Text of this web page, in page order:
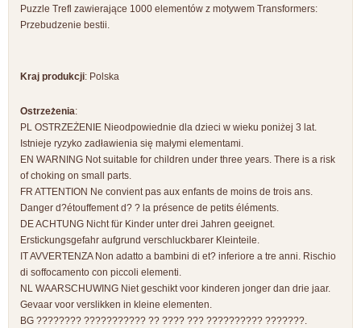
Puzzle Trefl zawierające 1000 elementów z motywem Transformers:
Przebudzenie bestii.
Kraj produkcji: Polska
Ostrzeżenia:
PL OSTRZEŻENIE Nieodpowiednie dla dzieci w wieku poniżej 3 lat.
Istnieje ryzyko zadławienia się małymi elementami.
EN WARNING Not suitable for children under three years. There is a risk
of choking on small parts.
FR ATTENTION Ne convient pas aux enfants de moins de trois ans.
Danger d?étouffement d? ? la présence de petits éléments.
DE ACHTUNG Nicht für Kinder unter drei Jahren geeignet.
Erstickungsgefahr aufgrund verschluckbarer Kleinteile.
IT AVVERTENZA Non adatto a bambini di et? inferiore a tre anni. Rischio
di soffocamento con piccoli elementi.
NL WAARSCHUWING Niet geschikt voor kinderen jonger dan drie jaar.
Gevaar voor verslikken in kleine elementen.
BG ???????? ??????????? ?? ???? ??? ?????????? ???????.